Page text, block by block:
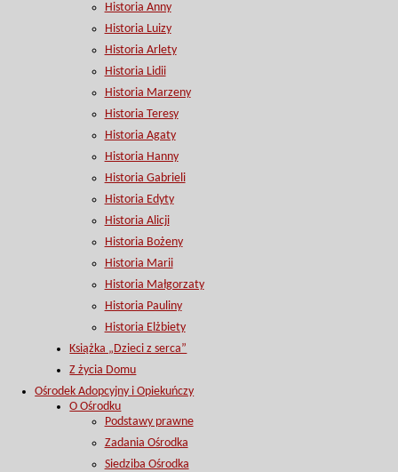
Historia Anny
Historia Luizy
Historia Arlety
Historia Lidii
Historia Marzeny
Historia Teresy
Historia Agaty
Historia Hanny
Historia Gabrieli
Historia Edyty
Historia Alicji
Historia Bożeny
Historia Marii
Historia Małgorzaty
Historia Pauliny
Historia Elżbiety
Książka „Dzieci z serca”
Z życia Domu
Ośrodek Adopcyjny i Opiekuńczy
O Ośrodku
Podstawy prawne
Zadania Ośrodka
Siedziba Ośrodka